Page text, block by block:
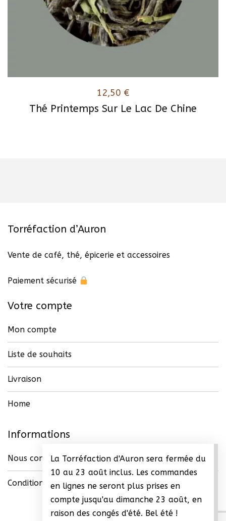
La Torréfaction d'Auron sera fermée du
10 au 23 août inclus. Les commandes
en lignes ne seront plus prises en
compte jusqu'au dimanche 23 août, en
raison des congés d'été. Bel été !
Thé Printemps Sur Le Lac De Chine
12,50 €
Torréfaction d’Auron
Vente de café, thé, épicerie et accessoires
Paiement sécurisé
Votre compte
Mon compte
Liste de souhaits
Livraison
Home
Informations
Nous contacter
Conditions générales de vente (CGV)